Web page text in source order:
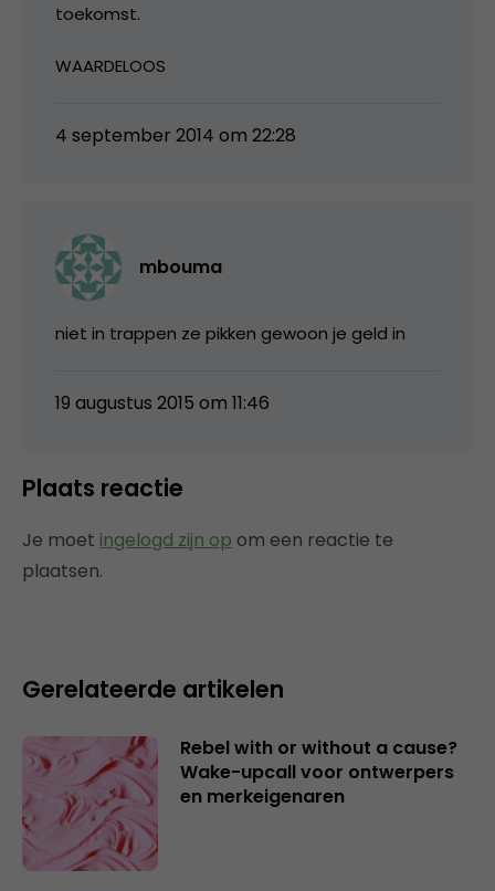
toekomst.
WAARDELOOS
4 september 2014 om 22:28
mbouma
niet in trappen ze pikken gewoon je geld in
19 augustus 2015 om 11:46
Plaats reactie
Je moet ingelogd zijn op om een reactie te
plaatsen.
Gerelateerde artikelen
Rebel with or without a cause?
Wake-upcall voor ontwerpers
en merkeigenaren